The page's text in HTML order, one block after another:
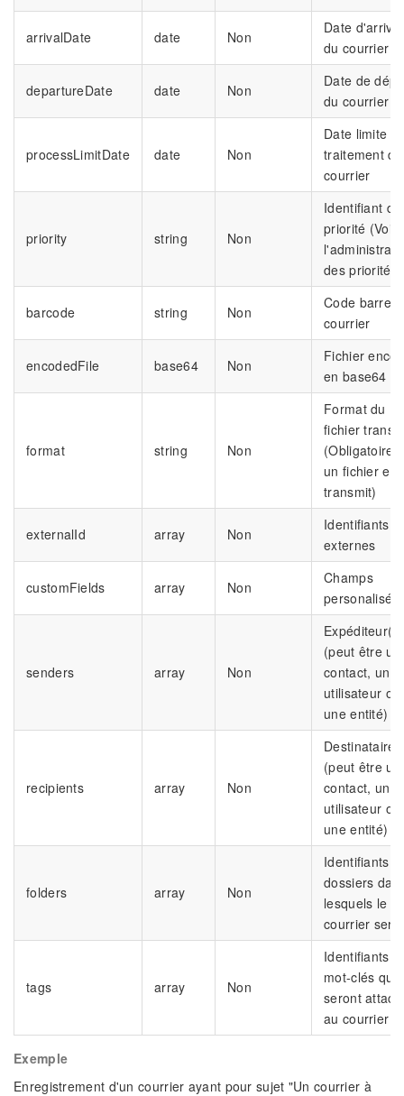
arrivalDate date Non
Date
du courrier
departureDate date Non
Date de
du courrier
processLimitDate date Non
Date limite
traitement du
courrier
priority string Non
Identifiant
priorité (Voir
des priorités)
barcode string Non
Code barre
courrier
encodedFile base64 Non
Fichier
en base64
format string Non
Format du
fichier
(Obligatoire
un fichier est
transmit)
externalId array Non
Identifiants
externes
customFields array Non
Champs
personalisés
senders array Non
Expéditeur(s)
(peut être un
contact, un
utilisateur ou
une entité)
recipients array Non
(peut être un
contact, un
utilisateur ou
une entité)
folders array Non
Identifiants
dossiers
lesquels le
courrier sera
tags array Non
Identifiants
mot-clés qui
seront
au courrier
Exemple
Enregistrement d'un courrier ayant pour sujet "Un courrier à